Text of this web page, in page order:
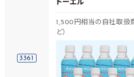
3361
トーエル
1,500円相当の自社取扱
ど）